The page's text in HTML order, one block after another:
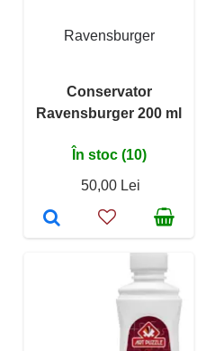
Ravensburger
Conservator
Ravensburger 200 ml
În stoc (10)
50,00 Lei